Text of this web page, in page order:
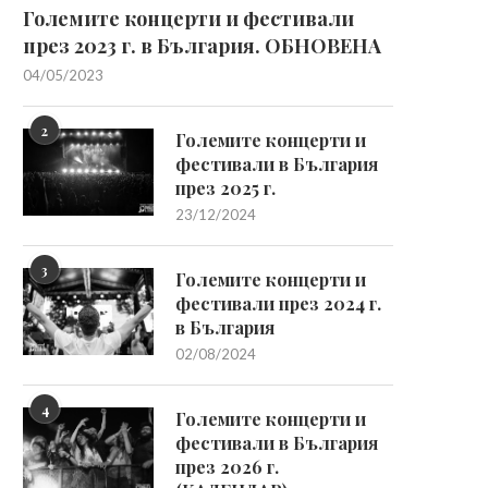
Големите концерти и фестивали
през 2023 г. в България. ОБНОВЕНА
04/05/2023
2
Големите концерти и
фестивали в България
през 2025 г.
23/12/2024
3
Големите концерти и
фестивали през 2024 г.
в България
02/08/2024
4
Големите концерти и
фестивали в България
през 2026 г.